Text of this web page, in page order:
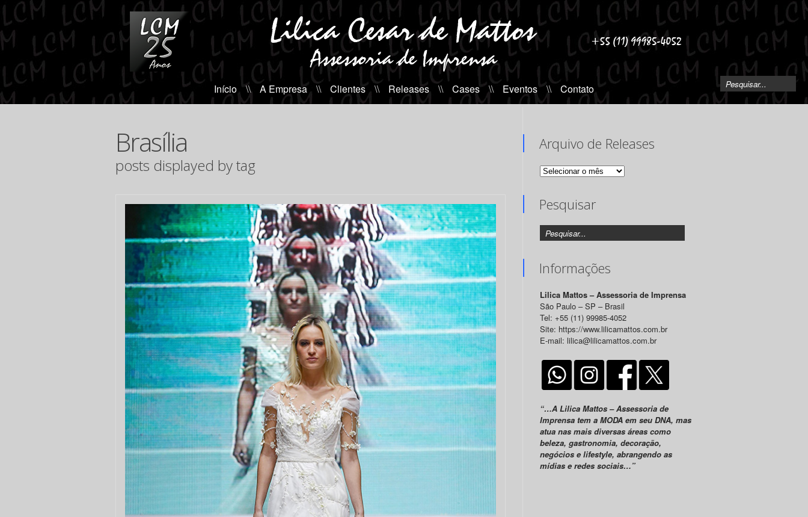
Início \\ A Empresa \\ Clientes \\ Releases \\ Cases \\ Eventos \\ Contato
Brasília
posts displayed by tag
Arquivo de Releases
Arquivo
Pesquisar
Informações
Lilica Mattos – Assessoria de Imprensa
São Paulo – SP – Brasil
Tel: +55 (11) 99985-4052
Site: https://www.lilicamattos.com.br
E-mail: lilica@lilicamattos.com.br
“…A Lilica Mattos – Assessoria de
Imprensa tem a MODA em seu DNA, mas
atua nas mais diversas áreas como
beleza, gastronomia, decoração,
negócios e lifestyle, abrangendo as
mídias e redes sociais…”